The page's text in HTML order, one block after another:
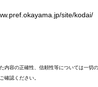
site/kodai/
内容の正確性、信頼性等については一切
確認ください。